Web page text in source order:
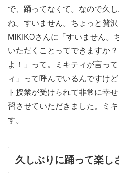
で、踊ってなくて。なので久
ね。すいません。ちょっと贅
MIKIKOさんに「すいません。
いただくことってできますか
よ！」って。ミキティが言っ
ィ」って呼んでいるんですけ
ト授業が受けられて非常に幸
習させていただきました。ミ
す。
久しぶりに踊って楽し